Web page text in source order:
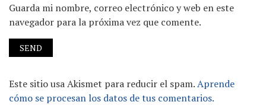
Guarda mi nombre, correo electrónico y web en este
navegador para la próxima vez que comente.
Este sitio usa Akismet para reducir el spam.Aprende
cómo se procesan los datos de tus comentarios.